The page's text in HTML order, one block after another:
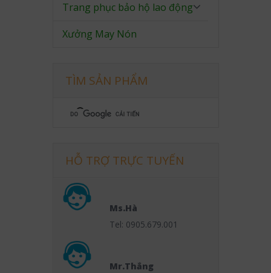
Trang phục bảo hộ lao động
Xưởng May Nón
TÌM SẢN PHẨM
HỖ TRỢ TRỰC TUYẾN
Ms.Hà
Tel: 0905.679.001
Mr.Thắng